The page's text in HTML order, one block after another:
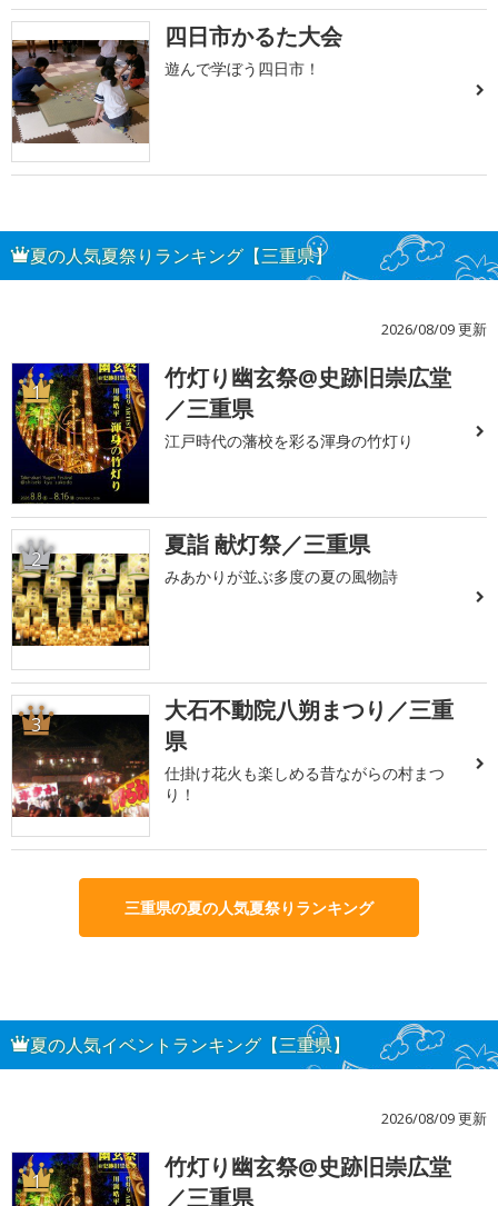
四日市かるた大会
遊んで学ぼう四日市！
夏の人気夏祭りランキング【三重県】
2026/08/09 更新
1
竹灯り幽玄祭@史跡旧崇広堂
／三重県
江戸時代の藩校を彩る渾身の竹灯り
2 夏詣 献灯祭／三重県
みあかりが並ぶ多度の夏の風物詩
3
大石不動院八朔まつり／三重
県
仕掛け花火も楽しめる昔ながらの村まつ
り！
三重県の夏の人気夏祭りランキング
夏の人気イベントランキング【三重県】
2026/08/09 更新
1
竹灯り幽玄祭@史跡旧崇広堂
／三重県